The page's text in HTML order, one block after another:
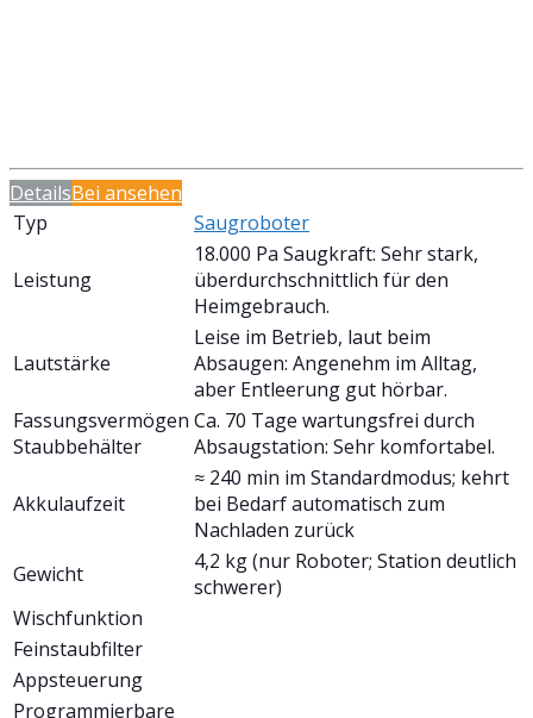
DetailsBei ansehen
Typ
Saugroboter
Leistung
18.000 Pa Saugkraft: Sehr stark,
überdurchschnittlich für den
Heimgebrauch.
Lautstärke
Leise im Betrieb, laut beim
Absaugen: Angenehm im Alltag,
aber Entleerung gut hörbar.
Fassungsvermögen
Staubbehälter
Ca. 70 Tage wartungsfrei durch
Absaugstation: Sehr komfortabel.
Akkulaufzeit
≈ 240 min im Standardmodus; kehrt
bei Bedarf automatisch zum
Nachladen zurück
Gewicht
4,2 kg (nur Roboter; Station deutlich
schwerer)
Wischfunktion
Feinstaubfilter
Appsteuerung
Programmierbare